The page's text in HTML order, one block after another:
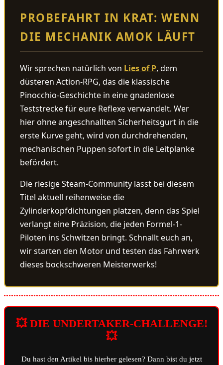
PROBEFAHRT IN KRAT: WENN
DIE MECHANIK AMOK LÄUFT
Wir sprechen natürlich von Lies of P, dem
düsteren Action-RPG, das die klassische
Pinocchio-Geschichte in eine gnadenlose
Teststrecke für eure Reflexe verwandelt. Wer
hier ohne angeschnallten Sicherheitsgurt in die
erste Kurve geht, wird von durchdrehenden,
mechanischen Puppen sofort in die Leitplanke
befördert.
Die riesige Steam-Community lässt bei diesem
Titel aktuell reihenweise die
Zylinderkopfdichtungen platzen, denn das Spiel
verlangt eine Präzision, die jeden Formel-1-
Piloten ins Schwitzen bringt. Schnallt euch an,
wir starten den Motor und testen das Fahrwerk
dieses bockschweren Meisterwerks!
💥 DIE UNDERTAKER-CHALLENGE!
💥
Du hast den Artikel bis hierher gelesen? Dann bist du jetzt